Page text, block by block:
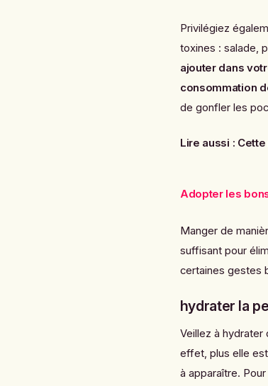
Privilégiez
toxines : salade,
ajouter dans
consommation
de gonfler les
Lire aussi :
Adopter les
Manger de
suffisant pour
certaines gestes
hydrater la
Veillez à hydrater
effet, plus elle
à apparaître.